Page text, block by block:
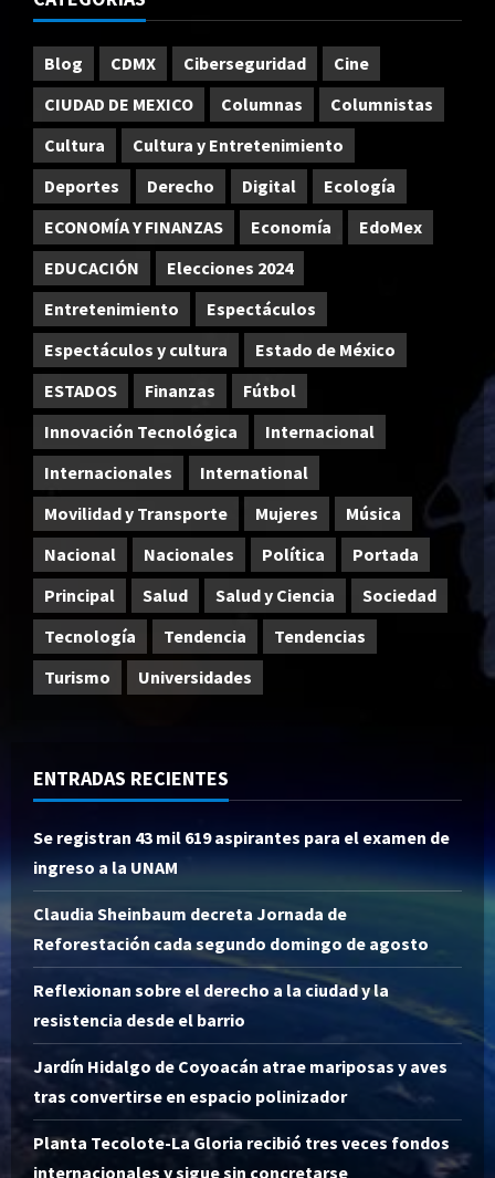
Blog CDMX Ciberseguridad
Cine
CIUDAD DE MEXICO
Columnas
Columnistas
Cultura
Cultura y Entretenimiento
Deportes
Derecho Digital
Ecología
ECONOMÍA Y FINANZAS
Economía
EdoMex
EDUCACIÓN
Elecciones 2024
Entretenimiento
Espectáculos
Espectáculos y cultura
Estado de México
ESTADOS
Finanzas
Fútbol
Innovación Tecnológica
Internacional
Internacionales
International
Movilidad y Transporte
Mujeres
Música
Nacional
Nacionales Política
Portada
Principal
Salud Salud y Ciencia
Sociedad
Tecnología
Tendencia
Tendencias
Turismo
Universidades
ENTRADAS RECIENTES
Se registran 43 mil 619 aspirantes para el examen de
ingreso a la UNAM
Claudia Sheinbaum decreta Jornada de
Reforestación cada segundo domingo de agosto
Reflexionan sobre el derecho a la ciudad y la
resistencia desde el barrio
Jardín Hidalgo de Coyoacán atrae mariposas y aves
tras convertirse en espacio polinizador
Planta Tecolote-La Gloria recibió tres veces fondos
internacionales y sigue sin concretarse